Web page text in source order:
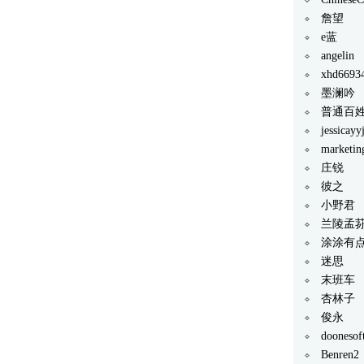
詹望
e蓝
angelin
墨澜吟
普通百
庄锐
彼之
小野君
兰陵孟
涂涂有
迷思
末班车
杏林子
俊永
Benren2